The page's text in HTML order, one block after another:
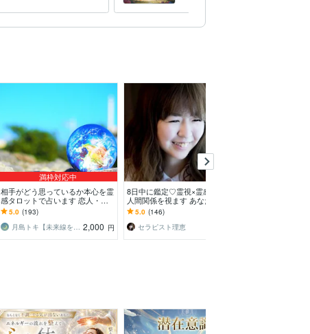
満枠対応中
相手がどう思っているか本心を霊
感タロットで占います 恋人・片
思いの相手・職場・子供・家族・
友人どなたでも視れます
5.0 (193)
月島トキ【未来線を読み解く占い師】 2,000 円
8日中に鑑定♡霊視×霊感タロット
人間関係を視ます あなたの人間
関係を深く視ていきます♡
5.0 (146)
セラピスト理恵